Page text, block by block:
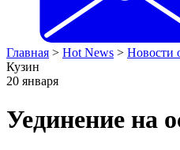
Главная > Hot News > Новости
Кузин
20 января
Уединение на